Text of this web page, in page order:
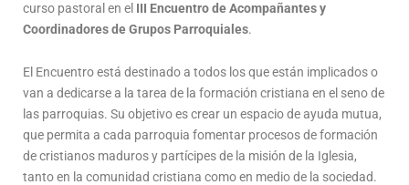
curso pastoral en el III Encuentro de Acompañantes y
Coordinadores de Grupos Parroquiales.
El Encuentro está destinado a todos los que están implicados o
van a dedicarse a la tarea de la formación cristiana en el seno de
las parroquias. Su objetivo es crear un espacio de ayuda mutua,
que permita a cada parroquia fomentar procesos de formación
de cristianos maduros y partícipes de la misión de la Iglesia,
tanto en la comunidad cristiana como en medio de la sociedad.